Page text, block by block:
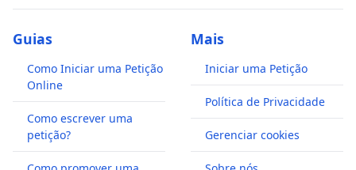
Guias
Como Iniciar uma Petição
Online
Como escrever uma
petição?
Mais
Iniciar uma Petição
Política de Privacidade
Gerenciar cookies